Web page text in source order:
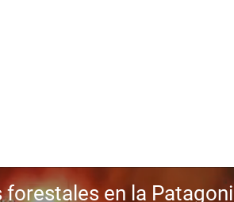
forestales en la